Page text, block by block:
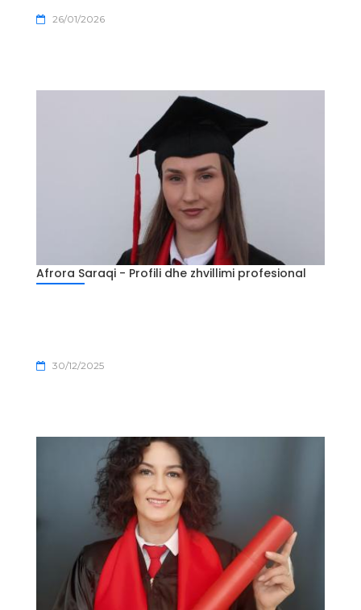
26/01/2026
Afrora Saraqi - Profili dhe zhvillimi profesional
30/12/2025